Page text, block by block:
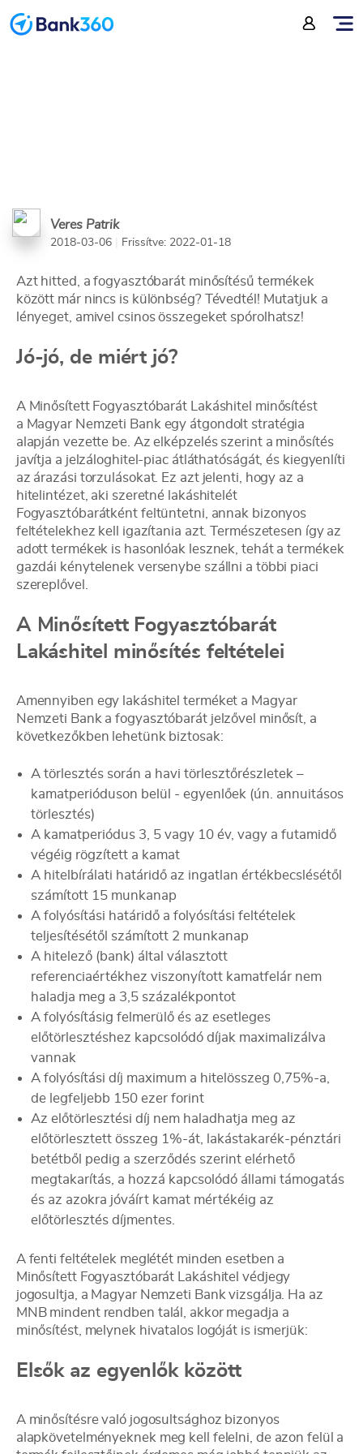
lakáshitel!
Veres Patrik
2018-03-06 Frissítve: 2022-01-18
Azt hitted, a fogyasztóbarát minősítésű termékek
között már nincs is különbség? Tévedtél! Mutatjuk a
lényeget, amivel csinos összegeket spórolhatsz!
Jó-jó, de miért jó?
A Minősített Fogyasztóbarát Lakáshitel minősítést
a Magyar Nemzeti Bank egy átgondolt stratégia
alapján vezette be. Az elképzelés szerint a minősítés
javítja a jelzáloghitel-piac átláthatóságát, és kiegyenlíti
az árazási torzulásokat. Ez azt jelenti, hogy az a
hitelintézet, aki szeretné lakáshitelét
Fogyasztóbarátként feltüntetni, annak bizonyos
feltételekhez kell igazítania azt. Természetesen így az
adott termékek is hasonlóak lesznek, tehát a termékek
gazdái kénytelenek versenybe szállni a többi piaci
szereplővel.
A Minősített Fogyasztóbarát
Lakáshitel minősítés feltételei
Amennyiben egy lakáshitel terméket a Magyar
Nemzeti Bank a fogyasztóbarát jelzővel minősít, a
következőkben lehetünk biztosak:
A törlesztés során a havi törlesztőrészletek –
kamatperióduson belül - egyenlőek (ún. annuitásos
törlesztés)
A kamatperiódus 3, 5 vagy 10 év, vagy a futamidő
végéig rögzített a kamat
A hitelbírálati határidő az ingatlan értékbecslésétől
számított 15 munkanap
A folyósítási határidő a folyósítási feltételek
teljesítésétől számított 2 munkanap
A hitelező (bank) által választott
referenciaértékhez viszonyított kamatfelár nem
haladja meg a 3,5 százalékpontot
A folyósításig felmerülő és az esetleges
előtörlesztéshez kapcsolódó díjak maximalizálva
vannak
A folyósítási díj maximum a hitelösszeg 0,75%-a,
de legfeljebb 150 ezer forint
Az előtörlesztési díj nem haladhatja meg az
előtörlesztett összeg 1%-át, lakástakarék-pénztári
betétből pedig a szerződés szerint elérhető
megtakarítás, a hozzá kapcsolódó állami támogatás
és az azokra jóváírt kamat mértékéig az
előtörlesztés díjmentes.
A fenti feltételek meglétét minden esetben a
Minősített Fogyasztóbarát Lakáshitel védjegy
jogosultja, a Magyar Nemzeti Bank vizsgálja. Ha az
MNB mindent rendben talál, akkor megadja a
minősítést, melynek hivatalos logóját is ismerjük:
Elsők az egyenlők között
A minősítésre való jogosultsághoz bizonyos
alapkövetelményeknek meg kell felelni, de azon felül a